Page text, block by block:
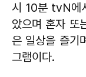
시 10분 tvN에
았으며 혼자 또
은 일상을 즐기
그램이다.